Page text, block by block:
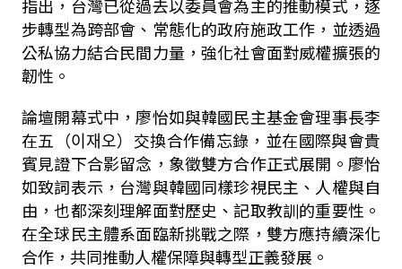
指出，台灣已從過去以委員會為主的推動模式，逐
步轉型為跨部會、常態化的政府施政工作，並透過
公私協力結合民間力量，強化社會面對威權擴張的
韌性。
論壇開幕式中，廖怡如與韓國民主基金會理事長李
在五（이재오）交換合作備忘錄，並在國際與會貴
賓見證下合影留念，象徵雙方合作正式展開。廖怡
如致詞表示，台灣與韓國同樣珍視民主、人權與自
由，也都深刻理解面對歷史、記取教訓的重要性。
在全球民主體系面臨新挑戰之際，雙方應持續深化
合作，共同推動人權保障與轉型正義發展。